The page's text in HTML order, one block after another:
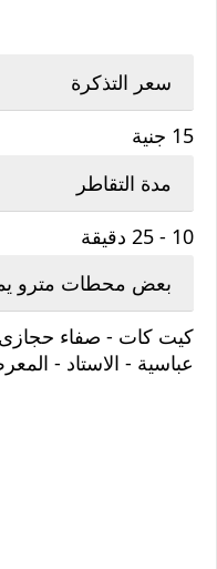
سعر التذكرة
15 جنية
مدة التقاطر
10 - 25 دقيقة
بعض محطات مترو
كيت كات - صفاء
عباسية - الاستاد -